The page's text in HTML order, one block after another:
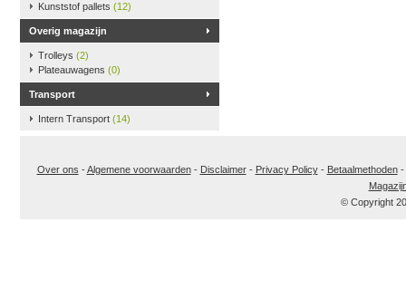
Kunststof pallets (12)
Overig magazijn
Trolleys (2)
Plateauwagens (0)
Transport
Intern Transport (14)
Over ons -Algemene voorwaarden- Disclaimer- Privacy Policy- Betaalmethoden-
© Copyright